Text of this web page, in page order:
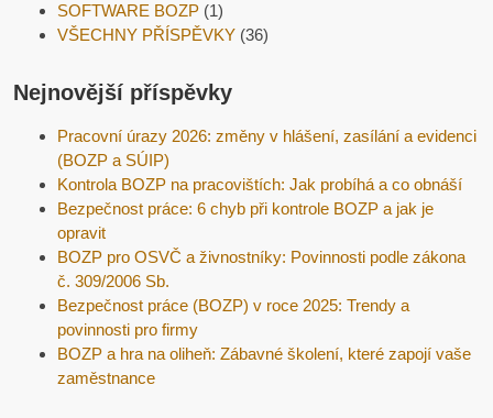
SOFTWARE BOZP (1)
VŠECHNY PŘÍSPĚVKY (36)
Nejnovější příspěvky
Pracovní úrazy 2026: změny v hlášení, zasílání a evidenci
(BOZP a SÚIP)
Kontrola BOZP na pracovištích: Jak probíhá a co obnáší
Bezpečnost práce: 6 chyb při kontrole BOZP a jak je
opravit
BOZP pro OSVČ a živnostníky: Povinnosti podle zákona
č. 309/2006 Sb.
Bezpečnost práce (BOZP) v roce 2025: Trendy a
povinnosti pro firmy
BOZP a hra na oliheň: Zábavné školení, které zapojí vaše
zaměstnance